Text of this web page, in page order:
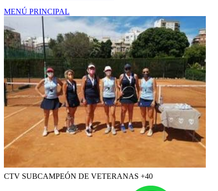
MENÚ PRINCIPAL
CTV SUBCAMPEÓN DE VETERANAS +40